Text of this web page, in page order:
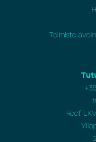
Toimisto
Roof